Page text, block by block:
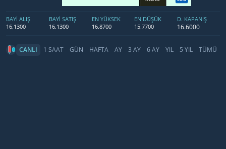
BAYİ ALIŞ
16.1300
BAYİ SATIŞ
16.1300
EN YÜKSEK
16.8700
EN DÜŞÜK
15.7700
D. KAPANIŞ
16.6000
CANLI 1 SAAT GÜN HAFTA AY 3 AY 6 AY YIL 5 YIL TÜMÜ